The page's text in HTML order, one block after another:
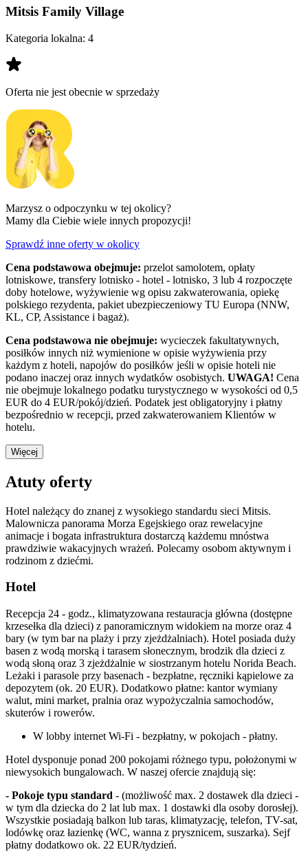
Mitsis Family Village
Kategoria lokalna: 4
Oferta nie jest obecnie w sprzedaży
Marzysz o odpoczynku w tej okolicy?
Mamy dla Ciebie wiele innych propozycji!
Sprawdź inne oferty w okolicy
Cena podstawowa obejmuje: przelot samolotem, opłaty
lotniskowe, transfery lotnisko - hotel - lotnisko, 3 lub 4 rozpoczęte
doby hotelowe, wyżywienie wg opisu zakwaterowania, opiekę
polskiego rezydenta, pakiet ubezpieczeniowy TU Europa (NNW,
KL, CP, Assistance i bagaż).
Cena podstawowa nie obejmuje: wycieczek fakultatywnych,
posiłków innych niż wymienione w opisie wyżywienia przy
każdym z hoteli, napojów do posiłków jeśli w opisie hoteli nie
podano inaczej oraz innych wydatków osobistych. UWAGA! Cena
nie obejmuje lokalnego podatku turystycznego w wysokości od 0,5
EUR do 4 EUR/pokój/dzień. Podatek jest obligatoryjny i płatny
bezpośrednio w recepcji, przed zakwaterowaniem Klientów w
hotelu.
Więcej
Atuty oferty
Hotel należący do znanej z wysokiego standardu sieci Mitsis.
Malownicza panorama Morza Egejskiego oraz rewelacyjne
animacje i bogata infrastruktura dostarczą każdemu mnóstwa
prawdziwie wakacyjnych wrażeń. Polecamy osobom aktywnym i
rodzinom z dziećmi.
Hotel
Recepcja 24 - godz., klimatyzowana restauracja główna (dostępne
krzesełka dla dzieci) z panoramicznym widokiem na morze oraz 4
bary (w tym bar na plaży i przy zjeżdżalniach). Hotel posiada duży
basen z wodą morską i tarasem słonecznym, brodzik dla dzieci z
wodą słoną oraz 3 zjeżdżalnie w siostrzanym hotelu Norida Beach.
Leżaki i parasole przy basenach - bezpłatne, ręczniki kąpielowe za
depozytem (ok. 20 EUR). Dodatkowo płatne: kantor wymiany
walut, mini market, pralnia oraz wypożyczalnia samochodów,
skuterów i rowerów.
W lobby internet Wi-Fi - bezpłatny, w pokojach - płatny.
Hotel dysponuje ponad 200 pokojami różnego typu, położonymi w
niewysokich bungalowach. W naszej ofercie znajdują się:
- Pokoje typu standard - (możliwość max. 2 dostawek dla dzieci -
w tym dla dziecka do 2 lat lub max. 1 dostawki dla osoby dorosłej).
Wszystkie posiadają balkon lub taras, klimatyzację, telefon, TV-sat,
lodówkę oraz łazienkę (WC, wanna z prysznicem, suszarka). Sejf
płatny dodatkowo ok. 22 EUR/tydzień.